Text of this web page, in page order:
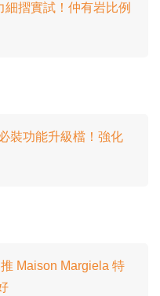
摺實試！仲有岩比例
裝功能升級檔！強化
Maison Margiela 特